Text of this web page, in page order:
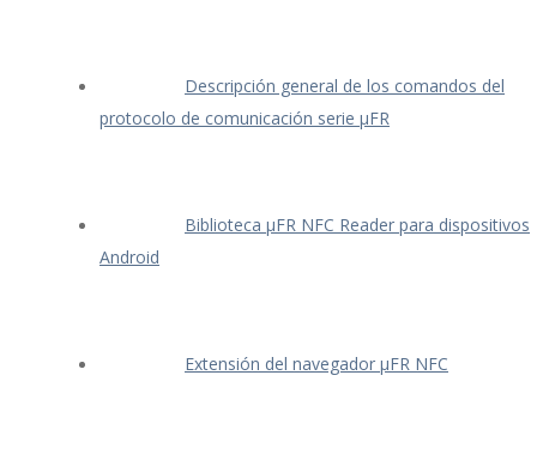
Descripción general de los comandos del
protocolo de comunicación serie μFR
Biblioteca μFR NFC Reader para dispositivos
Android
Extensión del navegador μFR NFC